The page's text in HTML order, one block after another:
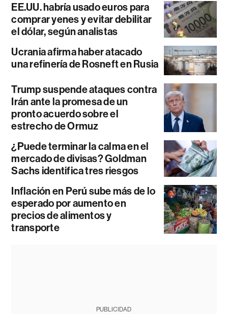
EE.UU. habría usado euros para
comprar yenes y evitar debilitar
el dólar, según analistas
Ucrania afirma haber atacado
una refinería de Rosneft en Rusia
Trump suspende ataques contra
Irán ante la promesa de un
pronto acuerdo sobre el
estrecho de Ormuz
¿Puede terminar la calma en el
mercado de divisas? Goldman
Sachs identifica tres riesgos
Inflación en Perú sube más de lo
esperado por aumento en
precios de alimentos y
transporte
PUBLICIDAD